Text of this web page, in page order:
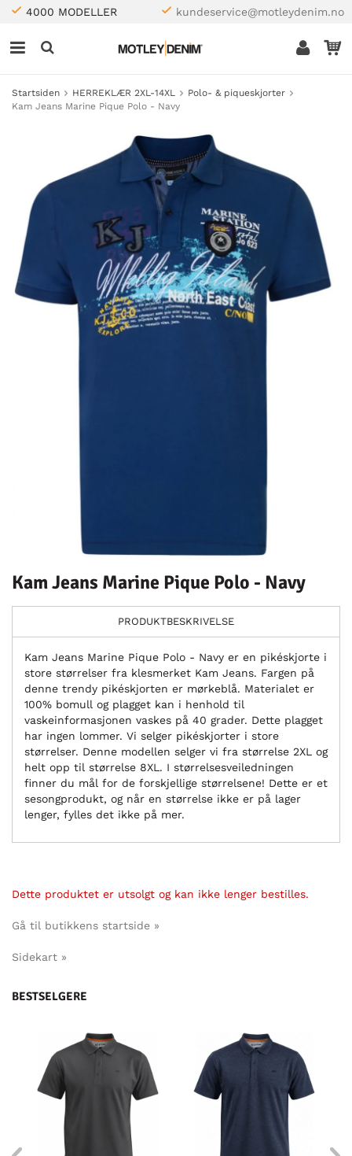
4000 MODELLER kundeservice@motleydenim.no
Startsiden HERREKLÆR 2XL-14XL
Polo- & piqueskjorter
Kam Jeans Marine Pique Polo - Navy
Kam Jeans Marine Pique Polo - Navy
PRODUKTBESKRIVELSE
Kam Jeans Marine Pique Polo - Navy er en pikéskjorte i
store størrelser fra klesmerket Kam Jeans. Fargen på
denne trendy pikéskjorten er mørkeblå. Materialet er
100% bomull og plagget kan i henhold til
vaskeinformasjonen vaskes på 40 grader. Dette plagget
har ingen lommer. Vi selger pikéskjorter i store
størrelser. Denne modellen selger vi fra størrelse 2XL og
helt opp til størrelse 8XL. I størrelsesveiledningen
finner du mål for de forskjellige størrelsene! Dette er et
sesongprodukt, og når en størrelse ikke er på lager
lenger, fylles det ikke på mer.
Dette produktet er utsolgt og kan ikke lenger bestilles.
Gå til butikkens startside »
Sidekart »
BESTSELGERE